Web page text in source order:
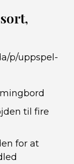
p/uppspel-
til fire
for at